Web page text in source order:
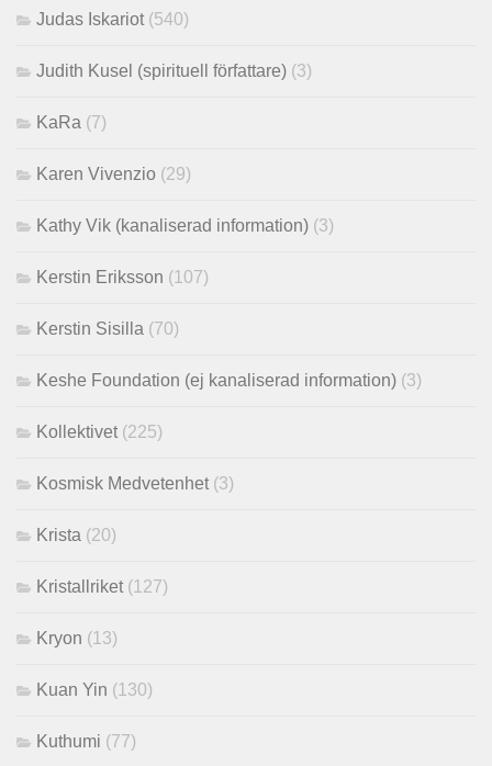
Judas Iskariot (540)
Judith Kusel (spirituell författare) (3)
KaRa (7)
Karen Vivenzio (29)
Kathy Vik (kanaliserad information) (3)
Kerstin Eriksson (107)
Kerstin Sisilla (70)
Keshe Foundation (ej kanaliserad information) (3)
Kollektivet (225)
Kosmisk Medvetenhet (3)
Krista (20)
Kristallriket (127)
Kryon (13)
Kuan Yin (130)
Kuthumi (77)